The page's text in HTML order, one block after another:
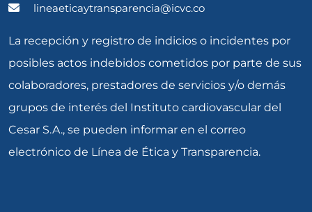
lineaeticaytransparencia@icvc.co
La recepción y registro de indicios o incidentes por
posibles actos indebidos cometidos por parte de sus
colaboradores, prestadores de servicios y/o demás
grupos de interés del Instituto cardiovascular del
Cesar S.A., se pueden informar en el correo
electrónico de Línea de Ética y Transparencia.